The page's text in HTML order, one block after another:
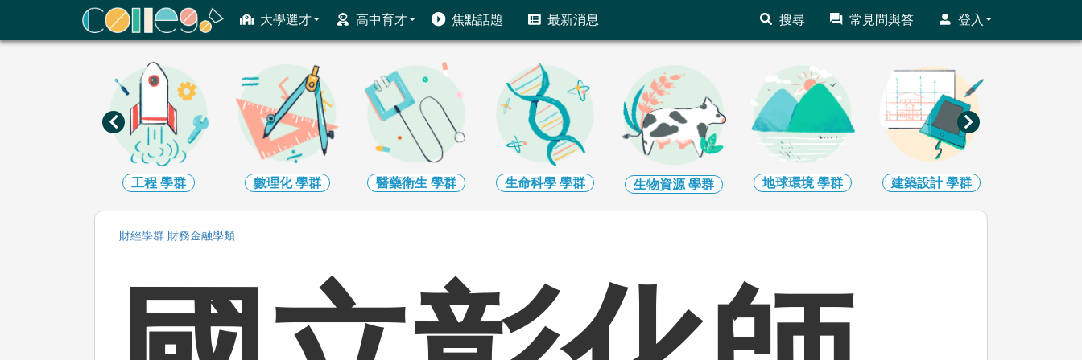
大學選才 高中育才 焦點話題 最新消息 搜尋 常見問與答 登入
ColleGo! 大學選才與高中育才輔助系統
工程 學群 數理化學群 醫藥衛生 學群 生命科學 學群 生物資源學群 地球環境學群 建築設計學群
財經學群 財務金融學類